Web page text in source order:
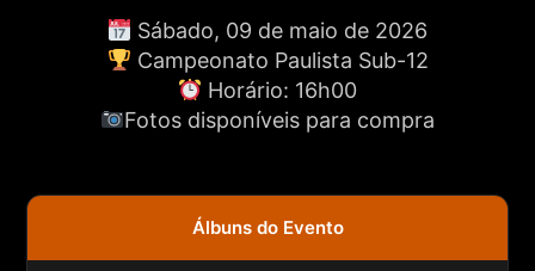
Fotos disponíveis para compra
Álbuns do Evento